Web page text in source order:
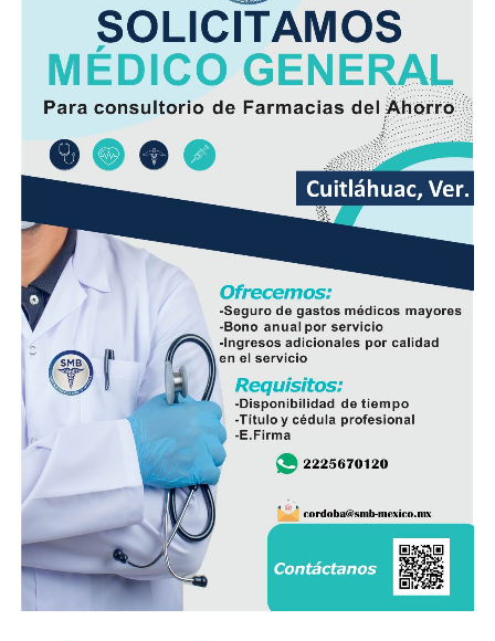
Minutos después, el autobús fue encontrado
abandonado en el cruce de la calle 26 y la avenida 9, en
la colonia San José, donde quedó bajo resguardo de las
autoridades como parte de las investigaciones.
Elementos de la Policía Municipal y Estatal acordonaron
el área del accidente para preservar los indicios, en
tanto personal de Tránsito Municipal realizó las
primeras diligencias para establecer la mecánica del
hecho.
Peritos de la Fiscalía General del Estado y agentes de la
Policía Ministerial llevaron a cabo el procesamiento de
la escena y ordenaron el levantamiento del cuerpo, que
fue trasladado al Servicio Médico Forense (Semefo),
donde permanece en espera de su identificación oficial.
La unidad involucrada fue asegurada y puesta a
disposición de la autoridad ministerial, que integró la
carpeta de investigación correspondiente para localizar
al conductor y determinar su responsabilidad en el